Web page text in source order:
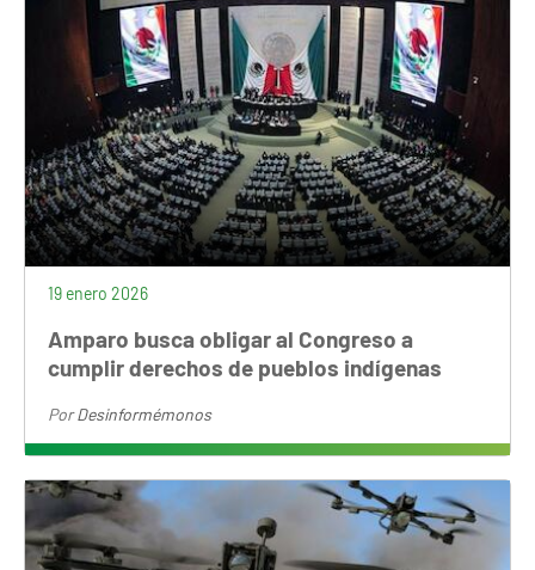
19 enero 2026
Amparo busca obligar al Congreso a
cumplir derechos de pueblos indígenas
PorDesinformémonos